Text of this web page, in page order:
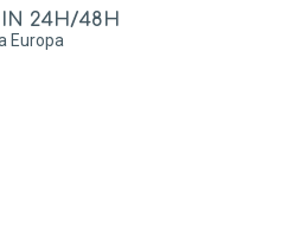
24H/48H
Europa